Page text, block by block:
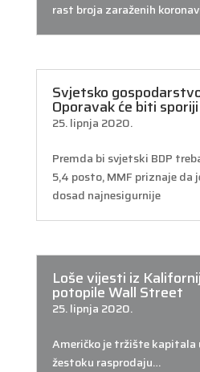
rast broja zaraženih
Svjetsko
Oporavak će biti
25. lipnja 2020.
Premda bi svjetski BDP
5,4 posto, MMF priznaje da
dosad najnesigurnije
Loše vijesti iz
potopile Wall Street
25. lipnja 2020.
Američko je tržište kapitala
žestoku rasprodaju…